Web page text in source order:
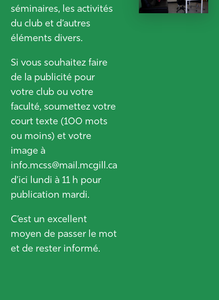
séminaires, les activités
du club et d’autres
éléments divers.
Si vous souhaitez faire
de la publicité pour
votre club ou votre
faculté, soumettez votre
court texte (100 mots
ou moins) et votre
image à
info.mcss@mail.mcgill.ca
d’ici lundi à 11 h pour
publication mardi.
C’est un excellent
moyen de passer le mot
et de rester informé.